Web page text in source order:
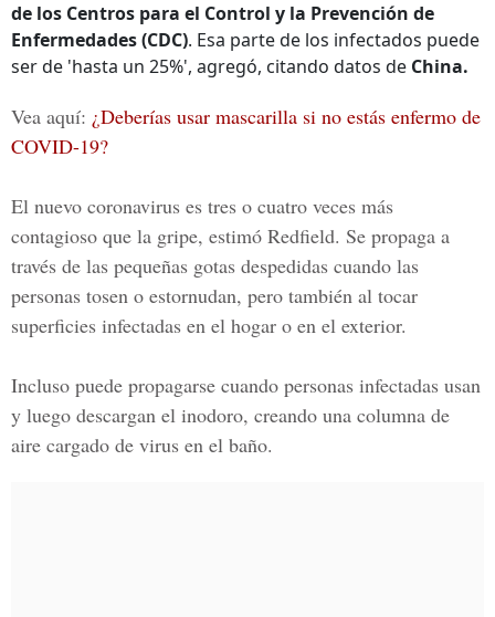
de los Centros para el Control y la Prevención de
Enfermedades (CDC). Esa parte de los infectados puede
ser de 'hasta un 25%', agregó, citando datos de China.
Vea aquí: ¿Deberías usar mascarilla si no estás enfermo de
COVID-19?
El nuevo coronavirus es tres o cuatro veces más
contagioso que la gripe, estimó Redfield. Se propaga a
través de las pequeñas gotas despedidas cuando las
personas tosen o estornudan, pero también al tocar
superficies infectadas en el hogar o en el exterior.
Incluso puede propagarse cuando personas infectadas usan
y luego descargan el inodoro, creando una columna de
aire cargado de virus en el baño.